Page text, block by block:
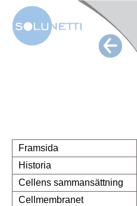
Framsida
Historia
Cellens sammansättning
Cellmembranet